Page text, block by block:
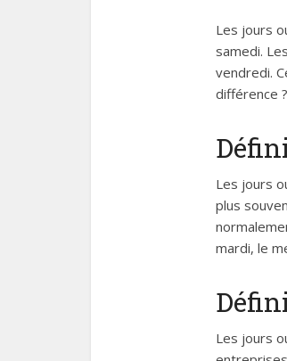
Les jours
samedi.
vendredi.
différence
Les jours
plus
mardi, le
Les jours